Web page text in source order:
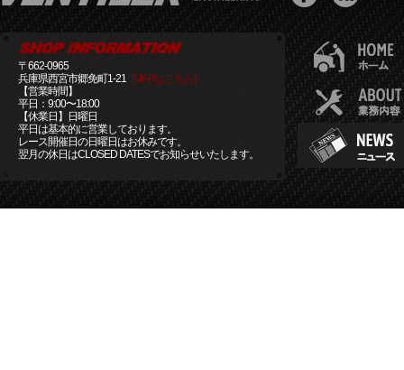
〒662-0965
兵庫県西宮市郷免町1-21 [MAPはこちら]
【営業時間】
平日：9:00〜18:00
【休業日】日曜日
平日は基本的に営業しております。
レース開催日の日曜日はお休みです。
翌月の休日はCLOSED DATESでお知らせいたします。